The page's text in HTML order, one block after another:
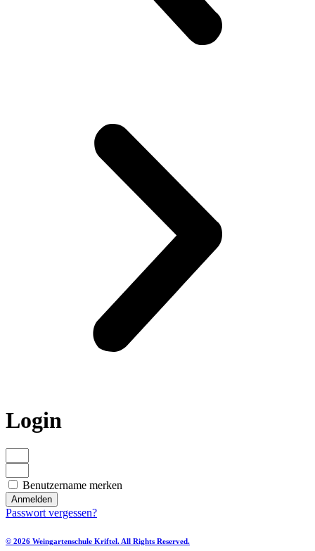
Login
Benutzername merken
Anmelden
Passwort vergessen?
© 2026 Weingartenschule Kriftel. All Rights Reserved.